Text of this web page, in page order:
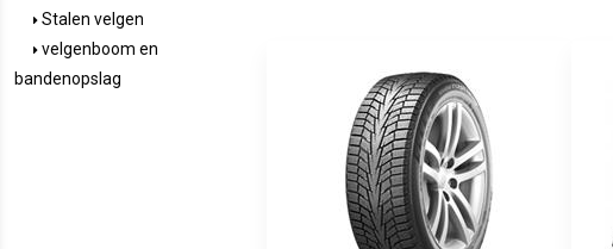
Stalen velgen
velgenboom en
bandenopslag